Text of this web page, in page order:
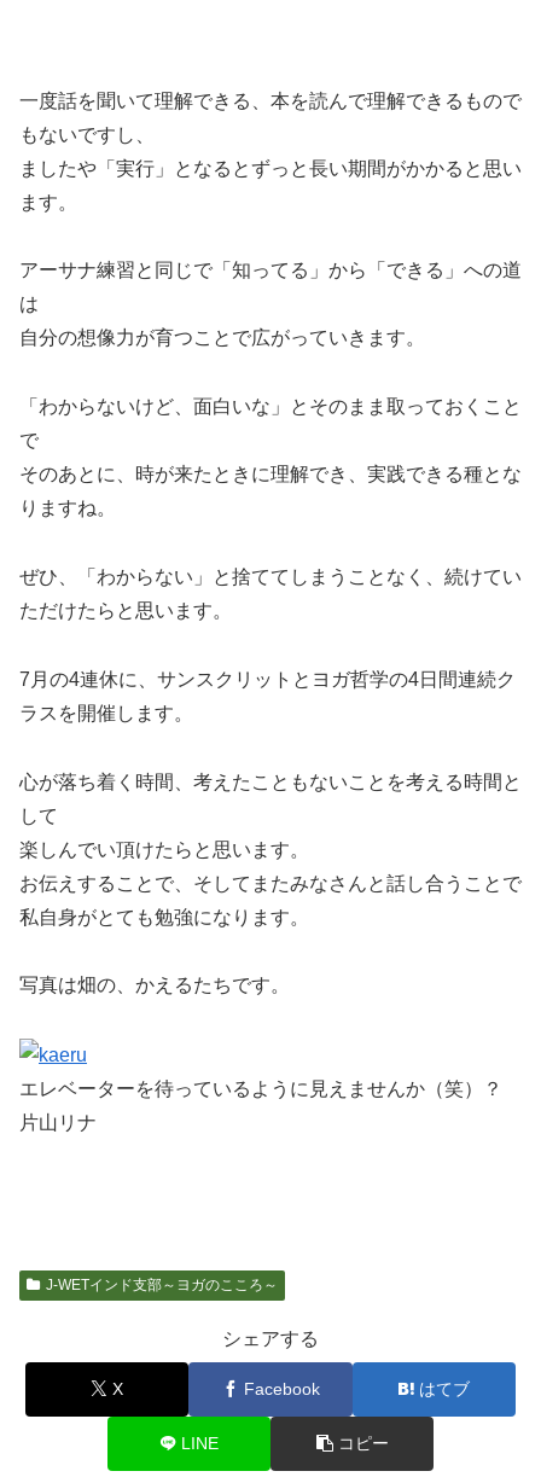
一度話を聞いて理解できる、本を読んで理解できるもので
もないですし、
ましたや「実行」となるとずっと長い期間がかかると思い
ます。
アーサナ練習と同じで「知ってる」から「できる」への道
は
自分の想像力が育つことで広がっていきます。
「わからないけど、面白いな」とそのまま取っておくこと
で
そのあとに、時が来たときに理解でき、実践できる種とな
りますね。
ぜひ、「わからない」と捨ててしまうことなく、続けてい
ただけたらと思います。
7月の4連休に、サンスクリットとヨガ哲学の4日間連続ク
ラスを開催します。
心が落ち着く時間、考えたこともないことを考える時間と
して
楽しんでい頂けたらと思います。
お伝えすることで、そしてまたみなさんと話し合うことで
私自身がとても勉強になります。
写真は畑の、かえるたちです。
エレベーターを待っているように見えませんか（笑）？
片山リナ
J-WETインド支部～ヨガのこころ～
シェアする
X Facebook はてブ
LINE コピー